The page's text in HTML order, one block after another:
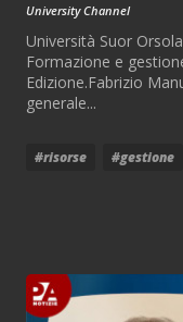
University Channel
Università Suor
Formazione e
Edizione.Fabrizio
generale...
#risorse #gestione